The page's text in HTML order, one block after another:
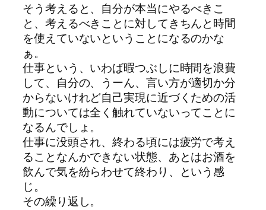
そう考えると、自分が本当にやるべきこ
と、考えるべきことに対してきちんと時間
を使えていないということになるのかな
ぁ。
仕事という、いわば暇つぶしに時間を浪費
して、自分の、うーん、言い方が適切か分
からないけれど自己実現に近づくための活
動については全く触れていないってことに
なるんでしょ。
仕事に没頭され、終わる頃には疲労で考え
ることなんかできない状態、あとはお酒を
飲んで気を紛らわせて終わり、という感
じ。
その繰り返し。